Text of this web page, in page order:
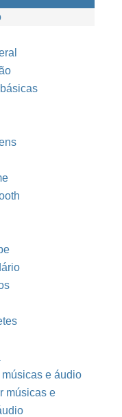
e áudio
músicas e